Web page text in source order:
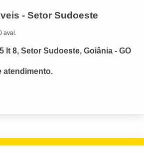
- Setor Sudoeste
aval.
lt 8, Setor Sudoeste, Goiânia - GO
atendimento.